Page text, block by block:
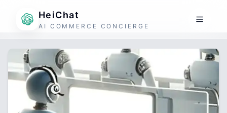
HeiChat
AI COMMERCE CONCIERGE